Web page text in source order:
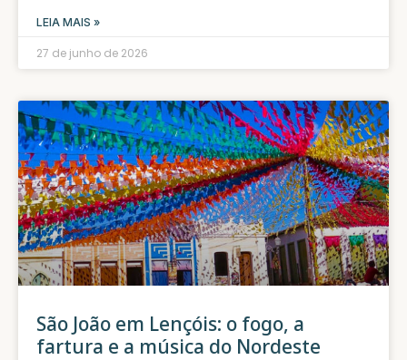
LEIA MAIS »
27 de junho de 2026
São João em Lençóis: o fogo, a
fartura e a música do Nordeste